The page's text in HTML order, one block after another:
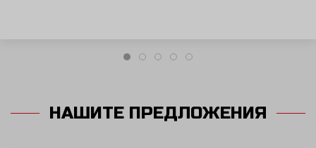
НАШИТЕ ПРЕДЛОЖЕНИЯ